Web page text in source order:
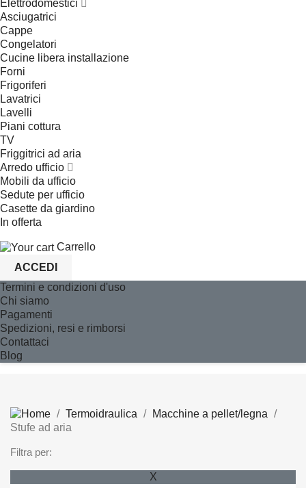
Elettrodomestici
Asciugatrici
Cappe
Congelatori
Cucine libera installazione
Forni
Frigoriferi
Lavatrici
Lavelli
Piani cottura
TV
Friggitrici ad aria
Arredo ufficio
Mobili da ufficio
Sedute per ufficio
Casette da giardino
In offerta
Carrello
ACCEDI
Termini e condizioni d'uso
Chi siamo
Pagamenti
Spedizioni, resi e rimborsi
Contattaci
Blog
Termoidraulica
Macchine a pellet/legna
Stufe ad aria
Filtra per:
X